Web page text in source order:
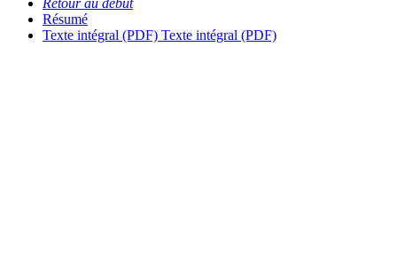
Retour au début
Résumé
Texte intégral (PDF) Texte intégral (PDF)